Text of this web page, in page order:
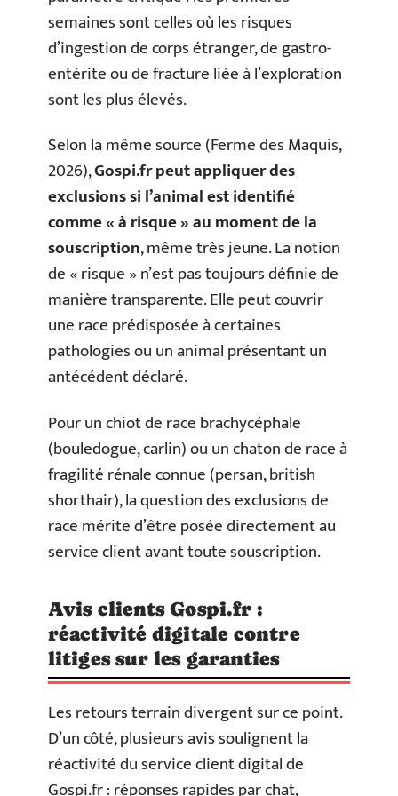
semaines sont celles où les risques
d’ingestion de corps étranger, de gastro-
entérite ou de fracture liée à l’exploration
sont les plus élevés.
Selon la même source (Ferme des Maquis,
2026),Gospi.fr peut appliquer des
exclusions si l’animal est identifié
comme « à risque » au moment de la
souscription, même très jeune. La notion
de « risque » n’est pas toujours définie de
manière transparente. Elle peut couvrir
une race prédisposée à certaines
pathologies ou un animal présentant un
antécédent déclaré.
Pour un chiot de race brachycéphale
(bouledogue, carlin) ou un chaton de race à
fragilité rénale connue (persan, british
shorthair), la question des exclusions de
race mérite d’être posée directement au
service client avant toute souscription.
Avis clients Gospi.fr :
réactivité digitale contre
litiges sur les garanties
Les retours terrain divergent sur ce point.
D’un côté, plusieurs avis soulignent la
réactivité du service client digital de
Gospi.fr : réponses rapides par chat,